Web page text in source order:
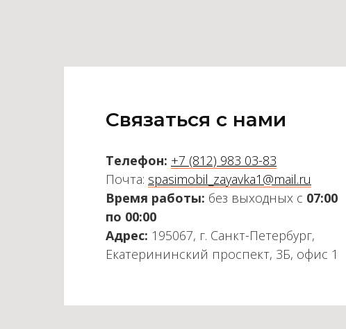
Связаться с нами
Телефон: +7 (812) 983 03-83
Почта: spasimobil_zayavka1@mail.ru
Время работы: без выходных с 07:00
по 00:00
Адрес: 195067, г. Санкт-Петербург,
Екатерининский проспект, 3Б, офис 1